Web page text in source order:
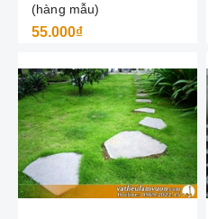
(hàng mẫu)
55.000₫